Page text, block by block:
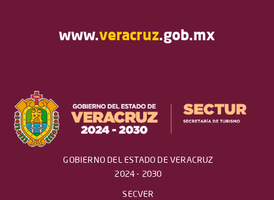
www.veracruz.gob.mx
GOBIERNO DEL ESTADO DE VERACRUZ
2024 - 2030
SECVER